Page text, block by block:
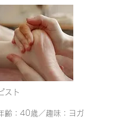
スト
齢：40歳／趣味：ヨガ